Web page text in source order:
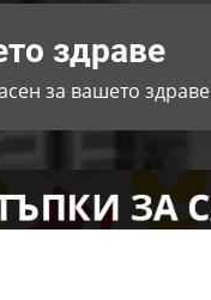
здраве
за вашето здраве